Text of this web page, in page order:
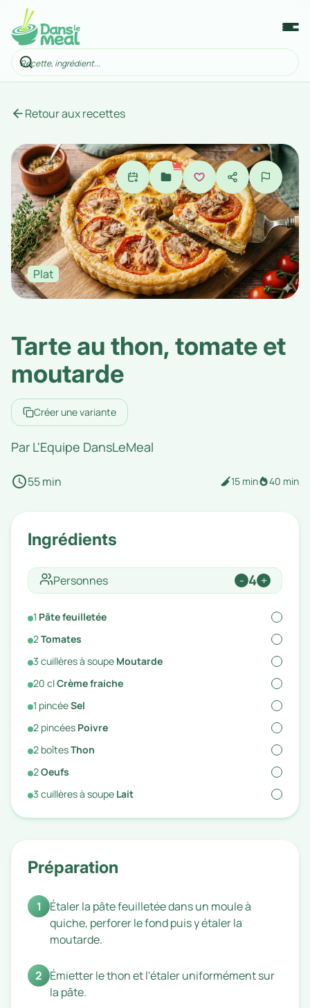
Retour aux recettes
Plat
Tarte au thon, tomate et
moutarde
Créer une variante
Par L'Equipe DansLeMeal
55 min 15 min 40 min
Ingrédients
Personnes - 4 +
1 Pâte feuilletée
2Tomates
3 cuillères à soupe Moutarde
20 clCrème fraiche
1 pincéeSel
2 pincées Poivre
2 boîtesThon
2Oeufs
3 cuillères à soupe Lait
Préparation
1
Étaler la pâte feuilletée dans un moule à
quiche, perforer le fond puis y étaler la
moutarde.
2 Émietter le thon et l'étaler uniformément sur
la pâte.